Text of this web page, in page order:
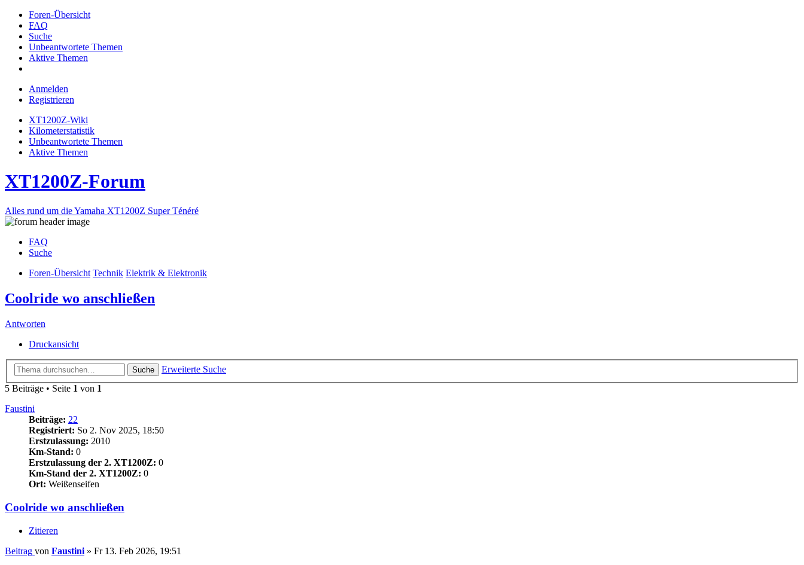
Foren-Übersicht
FAQ
Suche
Unbeantwortete Themen
Aktive Themen
Anmelden
Registrieren
XT1200Z-Wiki
Kilometerstatistik
Unbeantwortete Themen
Aktive Themen
XT1200Z-Forum
Alles rund um die Yamaha XT1200Z Super Ténéré
FAQ
Suche
Foren-Übersicht Technik Elektrik & Elektronik
Coolride wo anschließen
Antworten
Druckansicht
Suche
Erweiterte Suche
5 Beiträge • Seite 1 von 1
Faustini
Beiträge: 22
Registriert: So 2. Nov 2025, 18:50
Erstzulassung: 2010
Km-Stand: 0
Erstzulassung der 2. XT1200Z: 0
Km-Stand der 2. XT1200Z: 0
Ort: Weißenseifen
Coolride wo anschließen
Zitieren
Beitrag von Faustini » Fr 13. Feb 2026, 19:51